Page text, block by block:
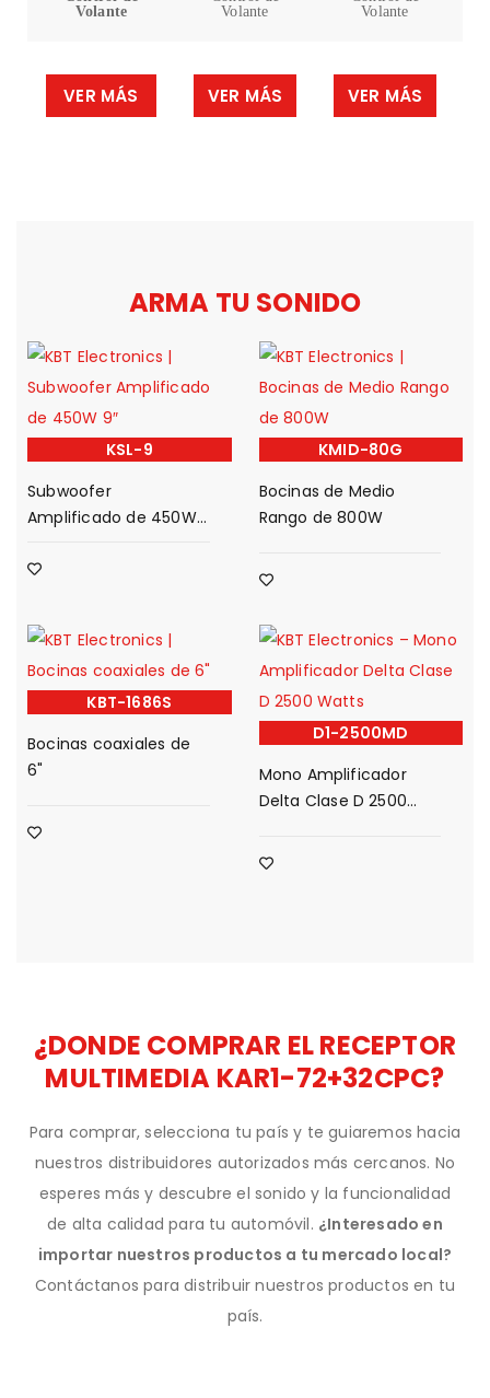
Volante
Volante
Volante
VER MÁS VER MÁS VER MÁS
ARMA TU SONIDO
KSL-9
Subwoofer
Amplificado de 450W
KMID-80G
Bocinas de Medio
Rango de 800W
KBT-1686S
Bocinas coaxiales de
6"
D1-2500MD
Mono Amplificador
Delta Clase D 2500
¿DONDE COMPRAR EL RECEPTOR
MULTIMEDIA KAR1-72+32CPC?
Para comprar, selecciona tu país y te guiaremos hacia
nuestros distribuidores autorizados más cercanos. No
esperes más y descubre el sonido y la funcionalidad
de alta calidad para tu automóvil. ¿Interesado en
importar nuestros productos a tu mercado local?
Contáctanos para distribuir nuestros productos en tu
país.